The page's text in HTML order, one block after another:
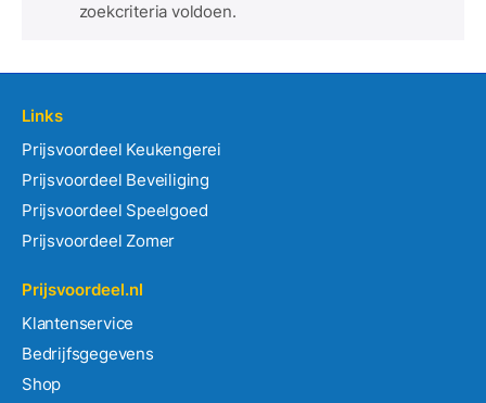
zoekcriteria voldoen.
Links
Prijsvoordeel Keukengerei
Prijsvoordeel Beveiliging
Prijsvoordeel Speelgoed
Prijsvoordeel Zomer
Prijsvoordeel.nl
Klantenservice
Bedrijfsgegevens
Shop